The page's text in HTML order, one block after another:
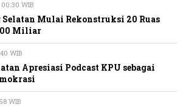
WIB
Selatan Mulai Rekonstruksi 20 Ruas
Miliar
WIB
Apresiasi Podcast KPU sebagai
WIB